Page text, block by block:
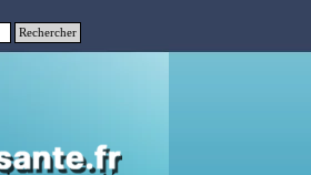
Rechercher